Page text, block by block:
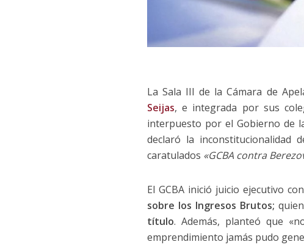
La Sala III de la Cámara de
Seijas, e integrada por sus
interpuesto por el Gobierno de
declaró la inconstitucionalidad
caratulados «GCBA contra
El GCBA inició juicio ejecutivo
sobre los Ingresos Brutos;
título. Además, planteó que
emprendimiento jamás pudo